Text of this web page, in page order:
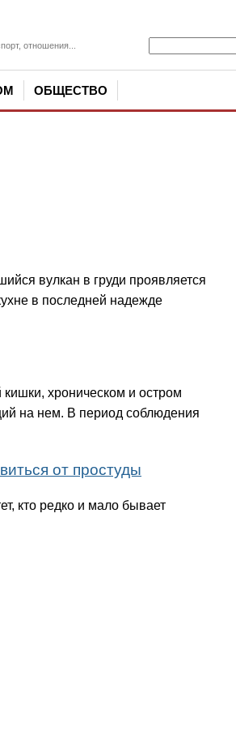
отношения...
ОБЩЕСТВО
вулкан в груди проявляется
в последней надежде
хроническом и остром
на нем. В период соблюдения
от простуды
кто редко и мало бывает